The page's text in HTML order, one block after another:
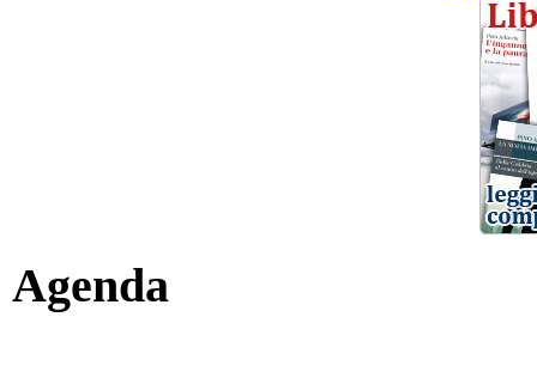
Agenda